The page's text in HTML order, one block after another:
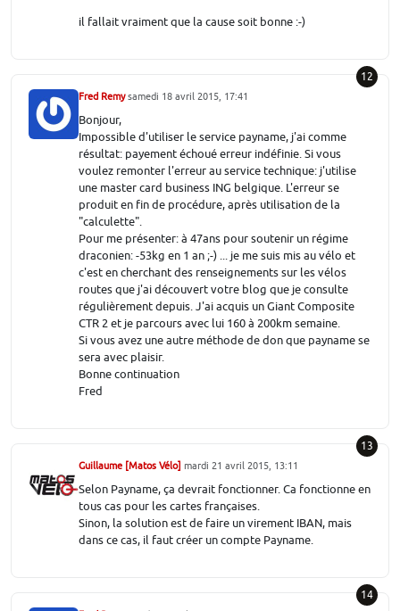
il fallait vraiment que la cause soit bonne :-)
12
Fred Remysamedi 18 avril 2015, 17:41
Bonjour,
Impossible d'utiliser le service payname, j'ai comme
résultat: payement échoué erreur indéfinie. Si vous
voulez remonter l'erreur au service technique: j'utilise
une master card business ING belgique. L'erreur se
produit en fin de procédure, après utilisation de la
"calculette".
Pour me présenter: à 47ans pour soutenir un régime
draconien: -53kg en 1 an ;-) ... je me suis mis au vélo et
c'est en cherchant des renseignements sur les vélos
routes que j'ai découvert votre blog que je consulte
régulièrement depuis. J'ai acquis un Giant Composite
CTR 2 et je parcours avec lui 160 à 200km semaine.
Si vous avez une autre méthode de don que payname se
sera avec plaisir.
Bonne continuation
Fred
13
Guillaume [Matos Vélo] mardi 21 avril 2015, 13:11
Selon Payname, ça devrait fonctionner. Ca fonctionne en
tous cas pour les cartes françaises.
Sinon, la solution est de faire un virement IBAN, mais
dans ce cas, il faut créer un compte Payname.
14